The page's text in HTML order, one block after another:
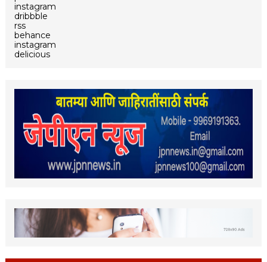
instagram
dribbble
rss
behance
instagram
delicious